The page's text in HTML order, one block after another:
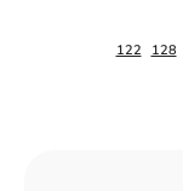
122 128